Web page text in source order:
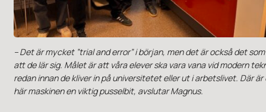
– Det är mycket ”trial and error” i början, men det är också det
att de lär sig. Målet är att våra elever ska vara vana vid modern
redan innan de kliver in på universitetet eller ut i arbetslivet. Där är
här maskinen en viktig pusselbit, avslutar Magnus.